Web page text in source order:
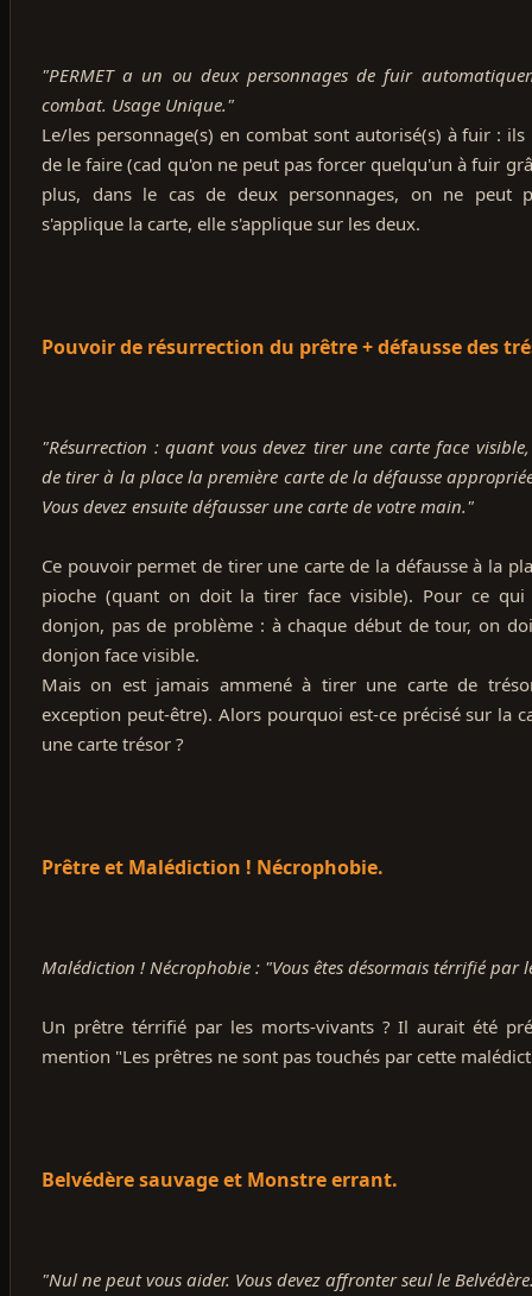
"PERMET a un ou deux personnages de fuir
combat. Usage Unique."
Le/les personnage(s) en combat sont autorisé(s) à fuir :
de le faire (cad qu'on ne peut pas forcer quelqu'un à fuir
plus, dans le cas de deux personnages, on ne peut
s'applique la carte, elle s'applique sur les deux.
Pouvoir de résurrection du prêtre + défausse des
"Résurrection : quant vous devez tirer une carte face
de tirer à la place la première carte de la défausse
Vous devez ensuite défausser une carte de votre main."
Ce pouvoir permet de tirer une carte de la défausse à la
pioche (quant on doit la tirer face visible). Pour ce qui
donjon, pas de problème : à chaque début de tour, on
donjon face visible.
Mais on est jamais ammené à tirer une carte de
exception peut-être). Alors pourquoi est-ce précisé sur la
une carte trésor ?
Prêtre et Malédiction ! Nécrophobie.
Malédiction ! Nécrophobie : "Vous êtes désormais térrifié par
Un prêtre térrifié par les morts-vivants ? Il aurait été
mention "Les prêtres ne sont pas touchés par cette
Belvédère sauvage et Monstre errant.
"Nul ne peut vous aider. Vous devez affronter seul le